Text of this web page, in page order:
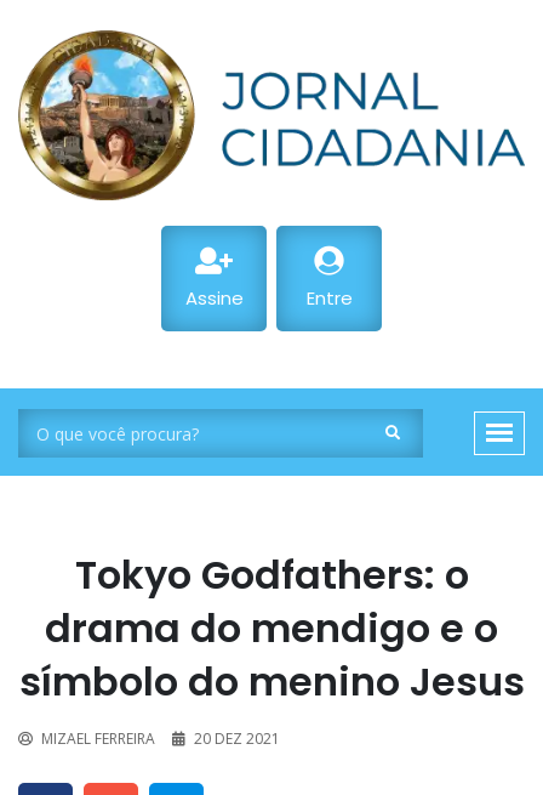
Assine Entre
Tokyo Godfathers: o
drama do mendigo e o
símbolo do menino Jesus
MIZAEL FERREIRA 20 DEZ 2021